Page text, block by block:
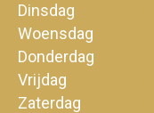
Dinsdag
Woensdag
Donderdag
Vrijdag
Zaterdag